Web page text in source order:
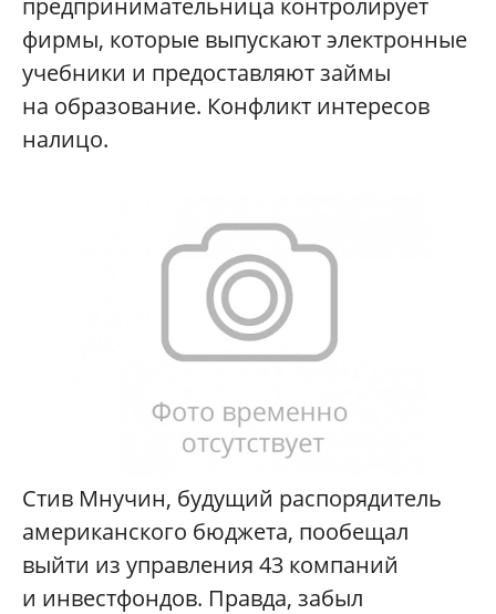
предпринимательница контролирует
фирмы, которые выпускают электронные
учебники и предоставляют займы
на образование. Конфликт интересов
налицо.
Стив Мнучин, будущий распорядитель
американского бюджета, пообещал
выйти из управления 43 компаний
и инвестфондов. Правда, забыл